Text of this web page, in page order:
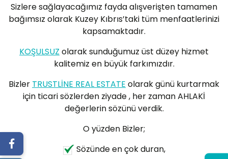
Sizlere sağlayacağımız fayda alışverişten tamamen
bağımsız olarak Kuzey Kıbrıs’taki tüm menfaatlerinizi
kapsamaktadır.
KOŞULSUZ olarak sunduğumuz üst düzey hizmet
kalitemiz en büyük farkımızdır.
Bizler TRUSTLİNE REAL ESTATE olarak günü kurtarmak
için ticari sözlerden ziyade , her zaman AHLAKİ
değerlerin sözünü verdik.
O yüzden Bizler;
Sözünde en çok duran,